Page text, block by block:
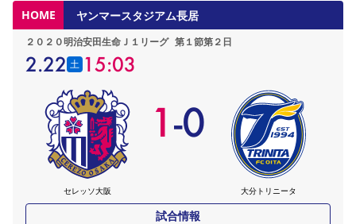
初めて観戦ガイド キッズ向けサービス
観戦マナー&ルール ビジターサポーター観戦ガイド
スタジアム
YANMAR HANASAKA STADIUM
DAZNで観戦
DAZNで観戦
沿革 シーズン記録 求人情報
サポートする
セレッソアイデアちょうだいな
Lise（ライセンスビジネス）
サステナビリティ
サステナビリティポリシー
インパクトレポート
活動レポート SPORT POSITIVE LEAGUES 取り組み実績
スポーツクラブ
ファンクラブ
まいセレチケット
会員規定 婚姻届・出生届・命名書
ニュース
ニュース
すべて チーム グッズ チケット イベント
ファンクラブ
ホームタウン
パートナー メディア 30周年
レディース
アカデミー
HOME ヤンマースタジアム長居
２０２０明治安田生命Ｊ１リーグ 第１節第２日
2.22 土 15:03
セレッソ大阪
1-0
大分トリニータ
試合情報